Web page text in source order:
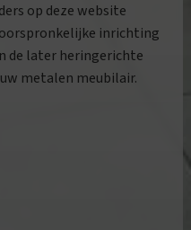
op deze website
oorspronkelijke inrichting
de later heringerichte
metalen meubilair.